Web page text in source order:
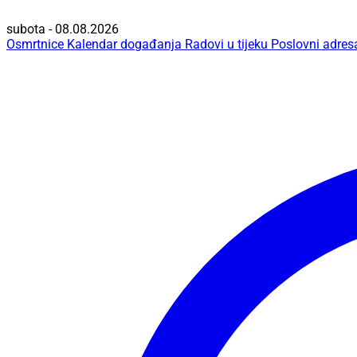
subota - 08.08.2026
Osmrtnice Kalendar događanja Radovi u tijeku Poslovni